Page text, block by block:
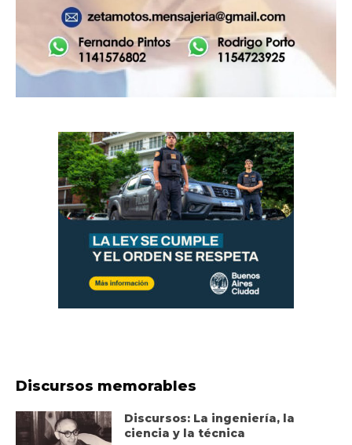
Discursos memorables
Discursos: La ingeniería, la
ciencia y la técnica